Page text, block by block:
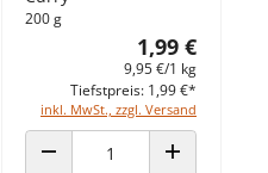
200 g
1,99 €
9,95 €/1 kg
inkl. MwSt., zzgl. Versand
Tiefstpreis: 1,99 €*